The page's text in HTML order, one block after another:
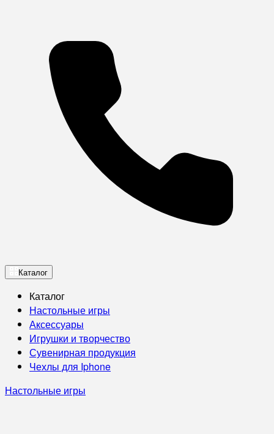
Каталог
Каталог
Настольные игры
Аксессуары
Игрушки и творчество
Сувенирная продукция
Чехлы для Iphone
Настольные игры